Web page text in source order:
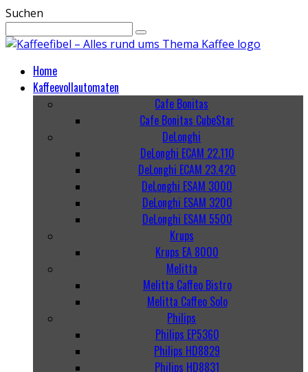
Suchen
Home
Kaffeevollautomaten
Cafe Bonitas
Cafe Bonitas CubeStar
DeLonghi
DeLonghi ECAM 22.110
DeLonghi ECAM 23.420
DeLonghi ESAM 3000
DeLonghi ESAM 3200
DeLonghi ESAM 5500
Krups
Krups EA 8000
Melitta
Melitta Caffeo Bistro
Melitta Caffeo Solo
Philips
Philips EP5360
Philips HD8829
Philips HD8831